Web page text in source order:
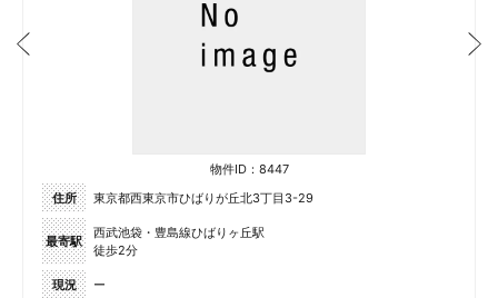
物件ID：8447
住所
東京都西東京市ひばりが丘北3丁目3-29
最寄駅
西武池袋・豊島線ひばりヶ丘駅
徒歩2分
現況 ー